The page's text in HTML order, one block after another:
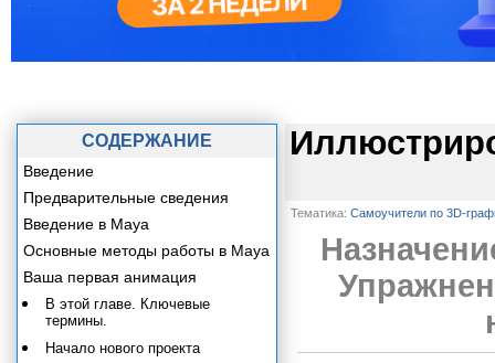
Тематика: Самоучители по 3D-
СОДЕРЖАНИЕ
Введение
Предварительные сведения
Введение в Maya
Основные методы работы в Maya
Ваша первая анимация
В этой главе. Ключевые
термины.
Начало нового проекта